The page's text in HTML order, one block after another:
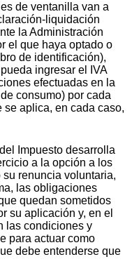
de ventanilla van a
liquidación
la Administración
el que haya optado o
de identificación),
ingresar el IVA
efectuadas en la
consumo) por cada
se aplica, en cada caso,
Impuesto desarrolla
a la opción a los
renuncia voluntaria,
las obligaciones
quedan sometidos
su aplicación y, en el
las condiciones y
para actuar como
debe entenderse que